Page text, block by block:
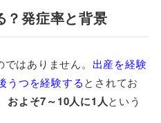
？発症率と背景
はありません。 出産を経験
うつを経験するとされてお
およそ7～10人に1人という